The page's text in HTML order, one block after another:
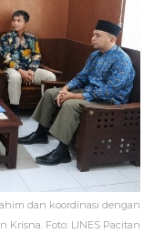
dan koordinasi dengan
Krisna. Foto: LINES Pacitan